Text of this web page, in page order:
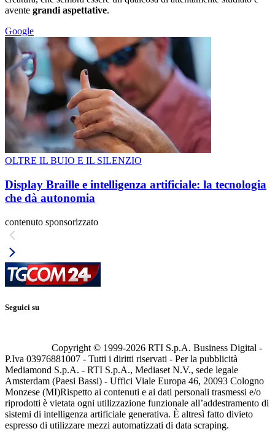
avente grandi aspettative.
Google
OLTRE IL BUIO E IL SILENZIO
Display Braille e intelligenza artificiale: la tecnologia
che dà autonomia
contenuto sponsorizzato
Seguici su
Copyright © 1999-2026 RTI S.p.A. Business Digital -
P.Iva 03976881007 - Tutti i diritti riservati - Per la pubblicità
Mediamond S.p.A. - RTI S.p.A., Mediaset N.V., sede legale
Amsterdam (Paesi Bassi) - Uffici Viale Europa 46, 20093 Cologno
Monzese (MI)Rispetto ai contenuti e ai dati personali trasmessi e/o
riprodotti è vietata ogni utilizzazione funzionale all’addestramento di
sistemi di intelligenza artificiale generativa. È altresì fatto divieto
espresso di utilizzare mezzi automatizzati di data scraping.